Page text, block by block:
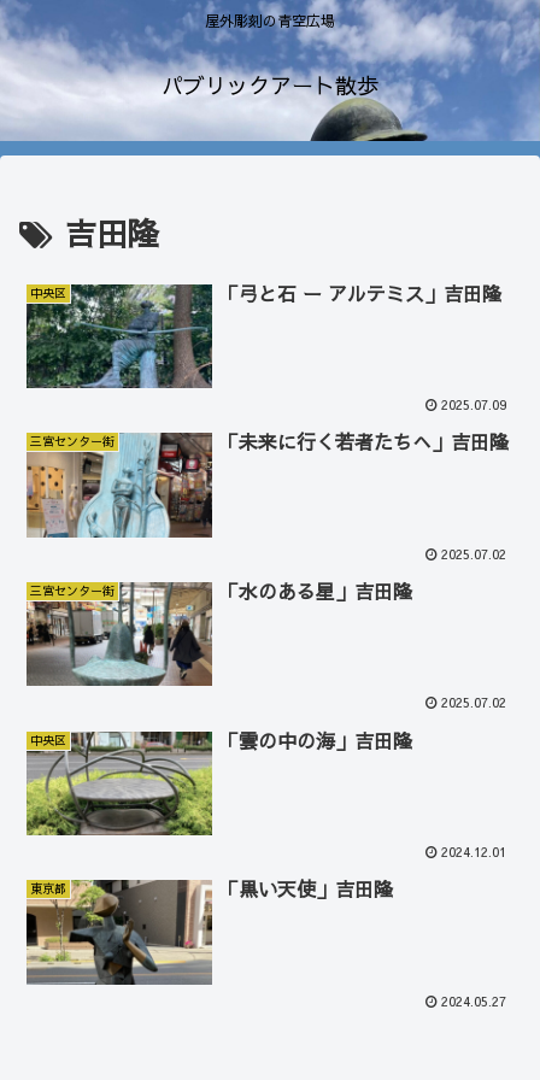
屋外彫刻の青空広場
パブリックアート散歩
吉田隆
中央区 「弓と石 ー アルテミス」吉田隆
2025.07.09
三宮センター街 「未来に行く若者たちへ」吉田隆
2025.07.02
三宮センター街 「水のある星」吉田隆
2025.07.02
中央区 「雲の中の海」吉田隆
2024.12.01
東京都 「黒い天使」吉田隆
2024.05.27